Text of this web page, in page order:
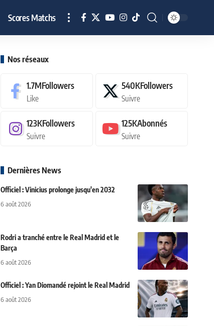
Scores Matchs
Nos réseaux
1.7MFollowers
Like
540KFollowers
Suivre
123KFollowers
Suivre
125KAbonnés
Suivre
Dernières News
Officiel : Vinicius prolonge jusqu'en 2032
6 août 2026
Rodri a tranché entre le Real Madrid et le
Barça
6 août 2026
Officiel : Yan Diomandé rejoint le Real Madrid
6 août 2026